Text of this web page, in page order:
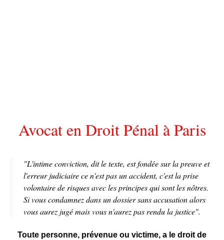
Avocat en Droit Pénal à Paris
"L'intime conviction, dit le texte, est fondée sur la preuve et
l'erreur judiciaire ce n'est pas un accident, c'est la prise
volontaire de risques avec les principes qui sont les nôtres.
Si vous condamnez dans un dossier sans accusation alors
vous aurez jugé mais vous n'aurez pas rendu la justice".
Toute personne, prévenue ou victime, a le droit de